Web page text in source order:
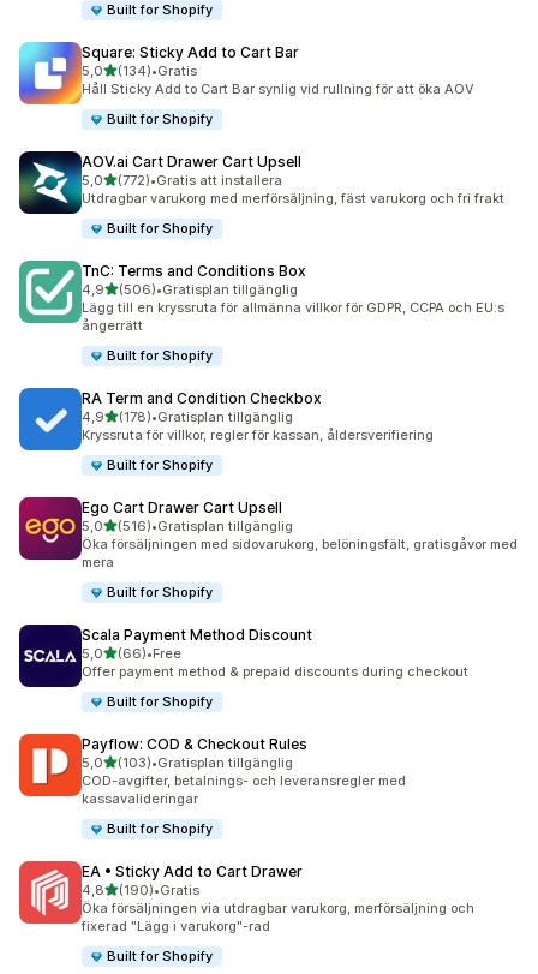
Built for Shopify
Square: Sticky Add to Cart Bar
5,0av 5 stjärnor
(134)
134 recensioner totalt
•Gratis
Håll Sticky Add to Cart Bar synlig vid rullning för att öka AOV
Built for Shopify
AOV.ai Cart Drawer Cart Upsell
5,0av 5 stjärnor
(772)
772 recensioner totalt
•Gratis att installera
Utdragbar varukorg med merförsäljning, fäst varukorg och fri frakt
Built for Shopify
TnC: Terms and Conditions Box
4,9av 5 stjärnor
(506)
506 recensioner totalt
•Gratisplan tillgänglig
Lägg till en kryssruta för allmänna villkor för GDPR, CCPA och EU:s
ångerrätt
Built for Shopify
RA Term and Condition Checkbox
4,9av 5 stjärnor
(178)
178 recensioner totalt
•Gratisplan tillgänglig
Kryssruta för villkor, regler för kassan, åldersverifiering
Built for Shopify
Ego Cart Drawer Cart Upsell
5,0av 5 stjärnor
(516)
516 recensioner totalt
•Gratisplan tillgänglig
Öka försäljningen med sidovarukorg, belöningsfält, gratisgåvor med
mera
Built for Shopify
Scala Payment Method Discount
5,0av 5 stjärnor
(66)
66 recensioner totalt
•Free
Offer payment method & prepaid discounts during checkout
Built for Shopify
Payflow: COD & Checkout Rules
5,0av 5 stjärnor
(103)
103 recensioner totalt
•Gratisplan tillgänglig
COD-avgifter, betalnings- och leveransregler med
kassavalideringar
Built for Shopify
EA • Sticky Add to Cart Drawer
4,8av 5 stjärnor
(190)
190 recensioner totalt
•Gratis
Öka försäljningen via utdragbar varukorg, merförsäljning och
fixerad "Lägg i varukorg"-rad
Built for Shopify